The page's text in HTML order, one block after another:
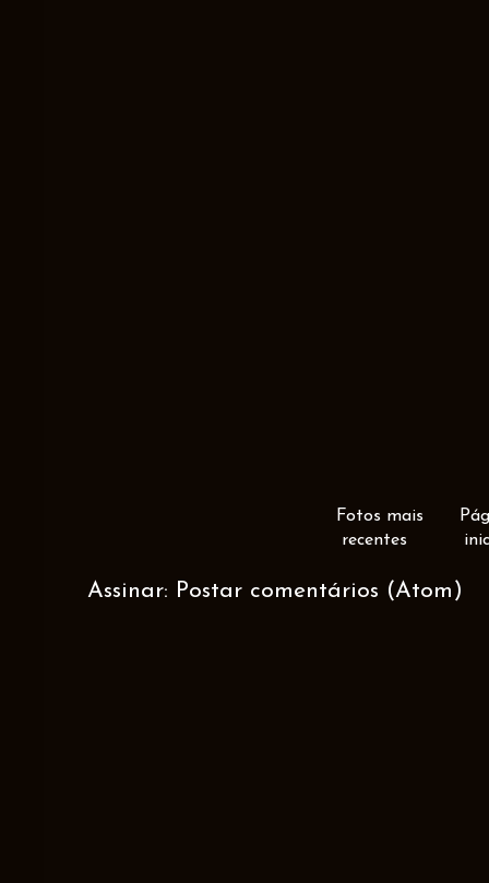
Fotos mais
recentes
Assinar: Postar comentários (Atom)